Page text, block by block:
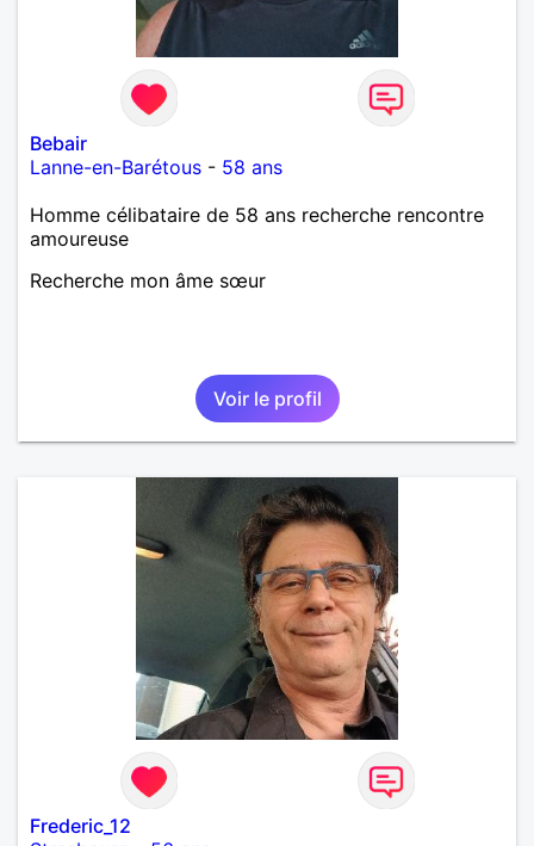
Bebair
Lanne-en-Barétous - 58 ans
Homme célibataire de 58 ans recherche rencontre
amoureuse
Recherche mon âme sœur
Voir le profil
Frederic_12